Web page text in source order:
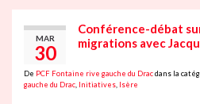
MAR
30
Conférence-débat
migrations avec
De PCF Fontaine rive gauche du Dracdans la
gauche du Drac Initiatives Isère